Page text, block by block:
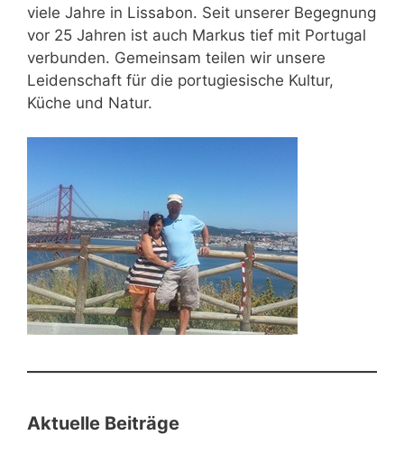
viele Jahre in Lissabon. Seit unserer Begegnung
vor 25 Jahren ist auch Markus tief mit Portugal
verbunden. Gemeinsam teilen wir unsere
Leidenschaft für die portugiesische Kultur,
Küche und Natur.
Aktuelle Beiträge